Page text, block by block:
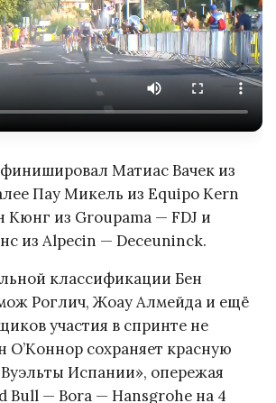
Матиас Вачек из
Пау Микель из Equipo Kern
Кюнг из Groupama — FDJ и
из Alpecin — Deceuninck.
классификации Бен
Роглич, Жоау Алмейда и ещё
участия в спринте не
О’Коннор сохраняет красную
Испании», опережая
Bull — Bora — Hansgrohe на 4